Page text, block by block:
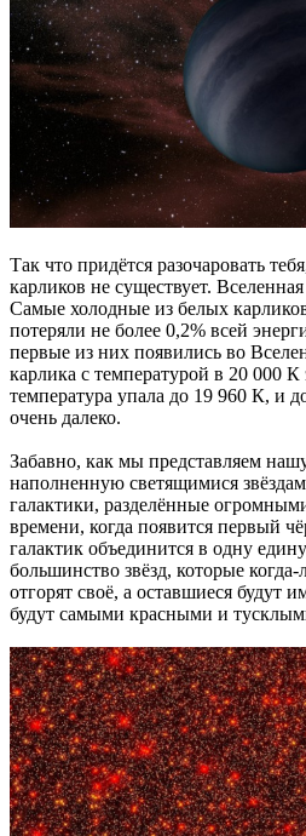
Так что придётся разочаровать
карликов не существует.
Самые холодные из белых
потеряли не более 0,2% всей
первые из них появились во
карлика с температурой в 20 000 К
температура упала до 19 960 К, и
очень далеко.
Забавно, как мы представляем
наполненную светящимися
галактики, разделённые
времени, когда появится первый
галактик объединится в одну
большинство звёзд, которые
отгорят своё, а оставшиеся будут
будут самыми красными и